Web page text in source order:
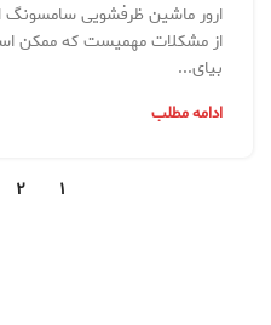
ارور ماشین ظرفشویی
از مشکلات مهمیست که ممکن
بیای...
ادامه مطلب
۱ ۲